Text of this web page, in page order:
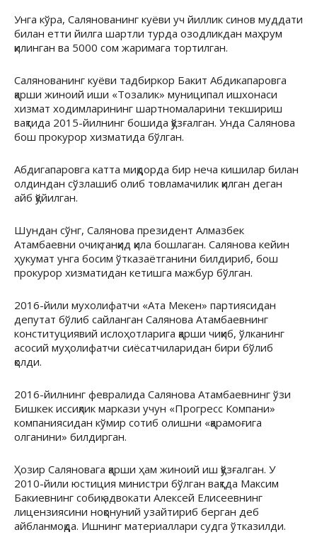
Унга кўра, Салянованинг куёви уч йиллик синов муддати
билан етти йилга шартли турда озодликдан маҳрум
қилинган ва 5000 сом жаримага тортилган.
Салянованинг куёви тадбиркор Бакит Абдикапаровга
қарши жиноий иши «Тозалик» муниципал ишхонаси
хизмат ходимларининг шартномаларини текшириш
вақтида 2015-йилнинг бошида қўзғалган. Унда Салянова
бош прокурор хизматида бўлган.
Абдигапаровга катта миқдорда бир неча кишилар билан
олдиндан сўзлашиб олиб товламачилик қилган деган
айб қўйилган.
Шундан сўнг, Салянова президент Алмазбек
Атамбаевни очиқ танқид қила бошлаган. Салянова кейин
ҳукумат унга босим ўтказаётганини билдириб, бош
прокурор хизматидан кетишга мажбур бўлган.
2016-йили мухолифатчи «Ата Мекен» партиясидан
депутат бўлиб сайланган Салянова Атамбаевнинг
конституциявий ислоҳотларига қарши чиқиб, ўлканинг
асосий муҳолифатчи сиёсатчиларидан бири бўлиб
қолди.
2016-йилнинг февралида Салянова Атамбаевнинг ўзи
Бишкек иссиқлик маркази учун «Прогресс Компани»
компаниясидан кўмир сотиб олишни «қарамоғига
олганини» билдирган.
Ҳозир Саляновага қарши ҳам жиноий иш қўзғалган. У
2010-йили юстиция министри бўлган вақтда Максим
Бакиевнинг собиқ адвокати Алексей Елисеевнинг
лицензиясини ноқонуний узайтириб берган деб
айбланмоқда. Ишнинг материаллари судга ўтказилди.